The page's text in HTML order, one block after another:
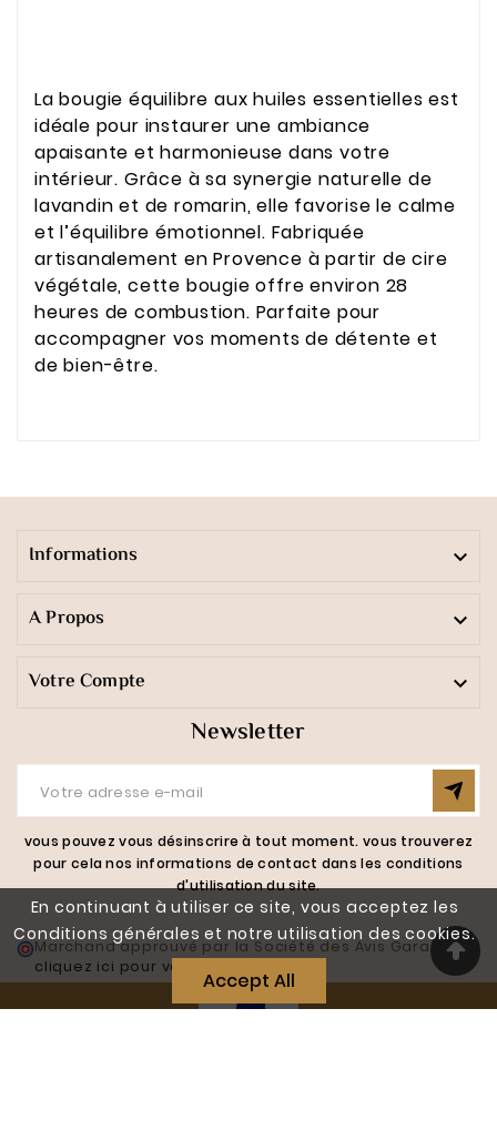
En continuant à utiliser ce site, vous acceptez les
Conditions générales et notre utilisation des cookies.
Accept All
La bougie équilibre aux huiles essentielles est
idéale pour instaurer une ambiance
apaisante et harmonieuse dans votre
intérieur. Grâce à sa synergie naturelle de
lavandin et de romarin, elle favorise le calme
et l’équilibre émotionnel. Fabriquée
artisanalement en Provence à partir de cire
végétale, cette bougie offre environ 28
heures de combustion. Parfaite pour
accompagner vos moments de détente et
de bien-être.
Informations 
A Propos 
Votre Compte 
Newsletter
vous pouvez vous désinscrire à tout moment. vous trouverez
pour cela nos informations de contact dans les conditions
d'utilisation du site.
Marchand approuvé par la Société des Avis Garantis,
cliquez ici pour vérifier